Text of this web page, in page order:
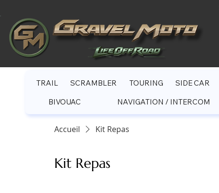
Accueil Kit Repas
Kit Repas
TRAIL SCRAMBLER TOURING SIDE CAR
BIVOUAC NAVIGATION / INTERCOM